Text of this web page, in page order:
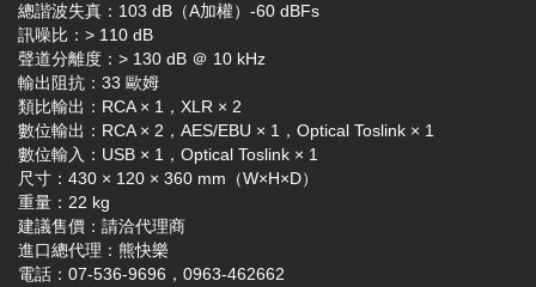
總諧波失真：103 dB（A加權）-60 dBFs
訊噪比：> 110 dB
聲道分離度：> 130 dB ＠ 10 kHz
輸出阻抗：33 歐姆
類比輸出：RCA × 1，XLR × 2
數位輸出：RCA × 2，AES/EBU × 1，Optical Toslink × 1
數位輸入：USB × 1，Optical Toslink × 1
尺寸：430 × 120 × 360 mm（W×H×D）
重量：22 kg
建議售價：請洽代理商
進口總代理：熊快樂
電話：07-536-9696，0963-462662